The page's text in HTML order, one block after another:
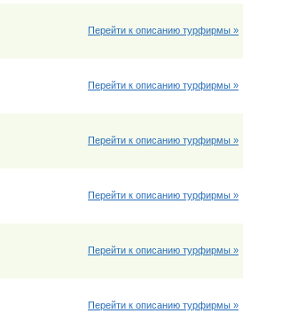
Перейти к описанию турфирмы »
Перейти к описанию турфирмы »
Перейти к описанию турфирмы »
Перейти к описанию турфирмы »
Перейти к описанию турфирмы »
Перейти к описанию турфирмы »